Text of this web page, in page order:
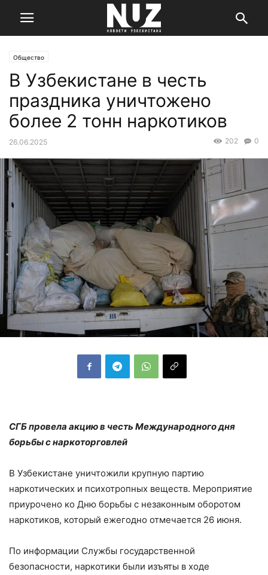
Общество
В Узбекистане в честь
праздника уничтожено
более 2 тонн наркотиков
26.06.2025 0
202
СГБ провела акцию в честь Международного дня
борьбы с наркоторговлей
В Узбекистане уничтожили крупную партию
наркотических и психотропных веществ. Мероприятие
приурочено ко Дню борьбы с незаконным оборотом
наркотиков, который ежегодно отмечается 26 июня.
По информации Службы государственной
безопасности, наркотики были изъяты в ходе